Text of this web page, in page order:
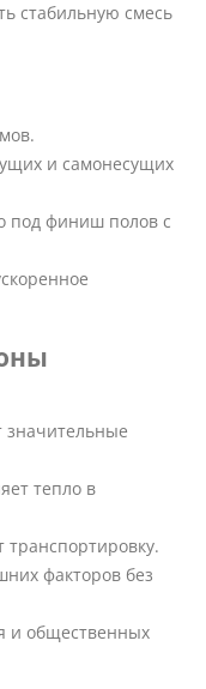
стабильную смесь
и самонесущих
под финиш полов с
значительные
тепло в
транспортировку.
факторов без
и общественных